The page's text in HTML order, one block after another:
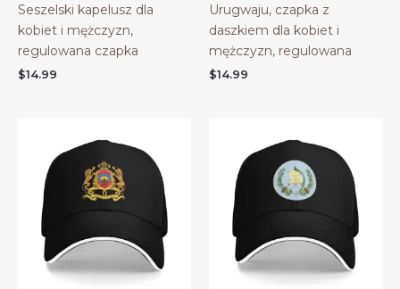
Seszelski kapelusz dla
kobiet i mężczyzn,
regulowana czapka
$14.99
Urugwaju, czapka z
daszkiem dla kobiet i
mężczyzn, regulowana
$14.99